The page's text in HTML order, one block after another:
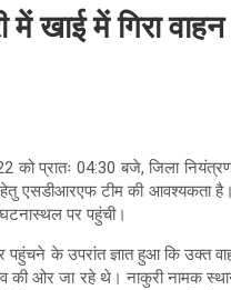
में खाई में गिरा
प्रातः 04:30 बजे, जिला नियंत्रण
हेतु एसडीआरएफ टीम की आवश्यकता
पर पहुंची।
के उपरांत ज्ञात हुआ कि उक्त
की ओर जा रहे थे। नाकुरी नामक